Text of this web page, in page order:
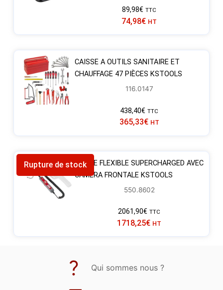
89,98€ TTC
74,98€ HT
CAISSE A OUTILS SANITAIRE ET
CHAUFFAGE 47 PIÈCES KSTOOLS
116.0147
438,40€ TTC
365,33€ HT
Rupture de stockSONDE FLEXIBLE SUPERCHARGED AVEC
CAMERA FRONTALE KSTOOLS
550.8602
2061,90€ TTC
1718,25€ HT
Qui sommes nous ?